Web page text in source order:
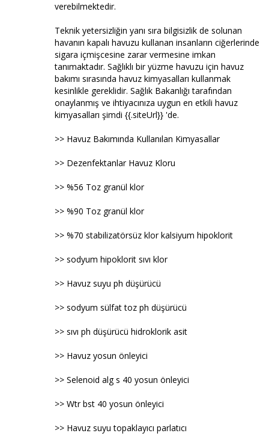
verebilmektedir.
Teknik yetersizliğin yanı sıra bilgisizlik de solunan
havanın kapalı havuzu kullanan insanların ciğerlerinde
sigara içmişcesine zarar vermesine imkan
tanımaktadır. Sağlıklı bir yüzme havuzu için havuz
bakımı sırasında havuz kimyasalları kullanmak
kesinlikle gereklidir. Sağlık Bakanlığı tarafından
onaylanmış ve ihtiyacınıza uygun en etkili havuz
kimyasalları şimdi {{.siteUrl}} 'de.
>> Havuz Bakımında Kullanılan Kimyasallar
>> Dezenfektanlar Havuz Kloru
>> %56 Toz granül klor
>> %90 Toz granül klor
>> %70 stabilizatörsüz klor kalsiyum hipoklorit
>> sodyum hipoklorit sıvı klor
>> Havuz suyu ph düşürücü
>> sodyum sülfat toz ph düşürücü
>> sıvı ph düşürücü hidroklorik asit
>> Havuz yosun önleyici
>> Selenoid alg s 40 yosun önleyici
>> Wtr bst 40 yosun önleyici
>> Havuz suyu topaklayıcı parlatıcı